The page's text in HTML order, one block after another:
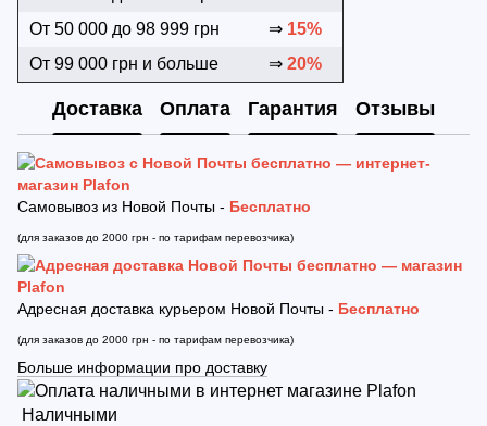
От 50 000 до 98 999 грн
⇒ 15%
От 99 000 грн и больше
⇒ 20%
Доставка Оплата Гарантия Отзывы
Самовывоз из Новой Почты - Бесплатно
(для заказов до 2000 грн - по тарифам перевозчика)
Адресная доставка курьером Новой Почты - Бесплатно
(для заказов до 2000 грн - по тарифам перевозчика)
Больше информации про доставку
Наличными